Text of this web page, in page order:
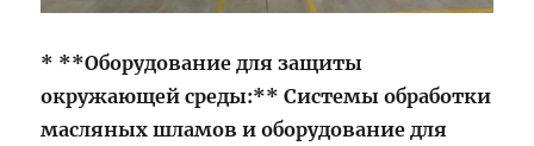
* **Оборудование для защиты
окружающей среды:** Системы обработки
масляных шламов и оборудование для